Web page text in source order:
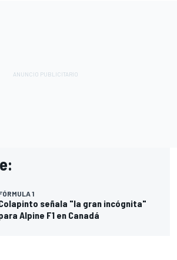
1
señala "la gran incógnita"
Alpine F1 en Canadá